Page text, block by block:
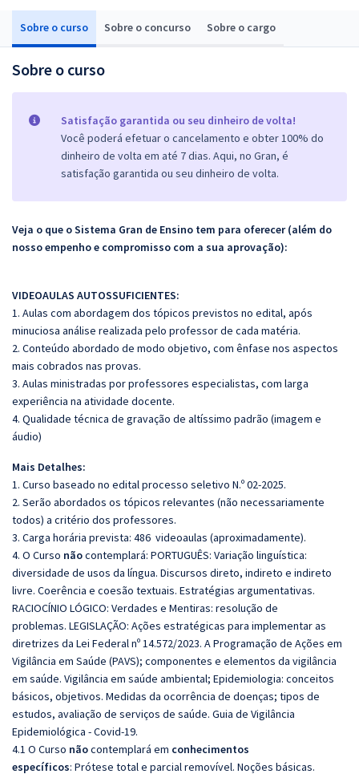
Sobre o curso Sobre o concurso Sobre o cargo
Sobre o curso
Satisfação garantida ou seu dinheiro de volta!
Você poderá efetuar o cancelamento e obter 100% do
dinheiro de volta em até 7 dias. Aqui, no Gran, é
satisfação garantida ou seu dinheiro de volta.
Veja o que o Sistema Gran de Ensino tem para oferecer (além do
nosso empenho e compromisso com a sua aprovação):
VIDEOAULAS AUTOSSUFICIENTES:
1. Aulas com abordagem dos tópicos previstos no edital, após
minuciosa análise realizada pelo professor de cada matéria.
2. Conteúdo abordado de modo objetivo, com ênfase nos aspectos
mais cobrados nas provas.
3. Aulas ministradas por professores especialistas, com larga
experiência na atividade docente.
4. Qualidade técnica de gravação de altíssimo padrão (imagem e
áudio)
Mais Detalhes:
1. Curso baseado no edital processo seletivo N.º 02-2025.
2. Serão abordados os tópicos relevantes (não necessariamente
todos) a critério dos professores.
3. Carga horária prevista: 486 videoaulas (aproximadamente).
4. O Curso nãocontemplará: PORTUGUÊS: Variação linguística:
diversidade de usos da língua. Discursos direto, indireto e indireto
livre. Coerência e coesão textuais. Estratégias argumentativas.
RACIOCÍNIO LÓGICO: Verdades e Mentiras: resolução de
problemas. LEGISLAÇÃO: Ações estratégicas para implementar as
diretrizes da Lei Federal nº 14.572/2023. A Programação de Ações em
Vigilância em Saúde (PAVS); componentes e elementos da vigilância
em saúde. Vigilância em saúde ambiental; Epidemiologia: conceitos
básicos, objetivos. Medidas da ocorrência de doenças; tipos de
estudos, avaliação de serviços de saúde. Guia de Vigilância
Epidemiológica - Covid-19.
4.1 O Curso nãocontemplará em conhecimentos
específicos: Prótese total e parcial removível. Noções básicas.